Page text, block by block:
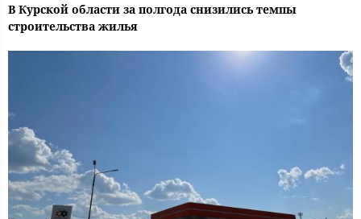
В Курской области за полгода снизились темпы
строительства жилья